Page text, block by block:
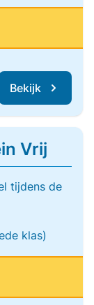
Bekijk
Vrij
tijdens de
klas)